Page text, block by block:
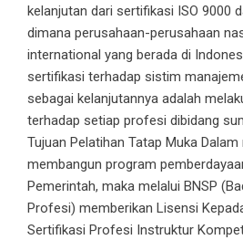
kelanjutan dari sertifikasi ISO 9000
dimana perusahaan-perusahaan
international yang berada di
sertifikasi terhadap sistim
sebagai kelanjutannya adalah
terhadap setiap profesi dibidang
Tujuan Pelatihan Tatap Muka
membangun program
Pemerintah, maka melalui BNSP
Profesi) memberikan Lisensi
Sertifikasi Profesi Instruktur